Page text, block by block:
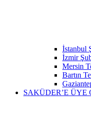
İstanbul
İzmir
Mersin
Bartın
SAKÜDER’E ÜYE